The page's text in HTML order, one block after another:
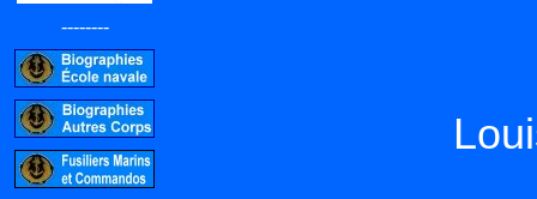
--------